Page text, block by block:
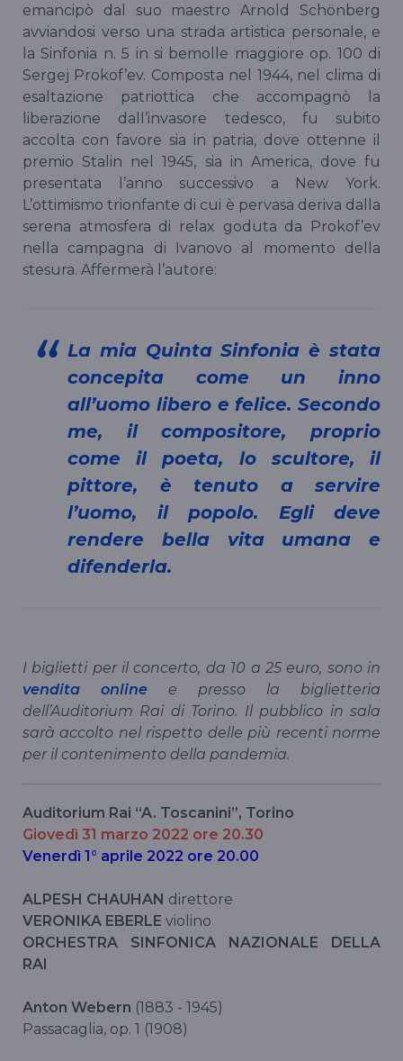
emancipò dal suo maestro Arnold Schönberg
avviandosi verso una strada artistica personale, e
la Sinfonia n. 5 in si bemolle maggiore op. 100 di
Sergej Prokof’ev. Composta nel 1944, nel clima di
esaltazione patriottica che accompagnò la
liberazione dall’invasore tedesco, fu subito
accolta con favore sia in patria, dove ottenne il
premio Stalin nel 1945, sia in America, dove fu
presentata l’anno successivo a New York.
L’ottimismo trionfante di cui è pervasa deriva dalla
serena atmosfera di relax goduta da Prokof’ev
nella campagna di Ivanovo al momento della
stesura. Affermerà l’autore:
La mia Quinta Sinfonia è stata
concepita come un inno
all’uomo libero e felice. Secondo
me, il compositore, proprio
come il poeta, lo scultore, il
pittore, è tenuto a servire
l’uomo, il popolo. Egli deve
rendere bella vita umana e
difenderla.
I biglietti per il concerto, da 10 a 25 euro, sono in
vendita online e presso la biglietteria
dell’Auditorium Rai di Torino. Il pubblico in sala
sarà accolto nel rispetto delle più recenti norme
per il contenimento della pandemia.
Auditorium Rai “A. Toscanini”, Torino
Giovedì 31 marzo 2022 ore 20.30
Venerdì 1° aprile 2022 ore 20.00
ALPESH CHAUHAN direttore
VERONIKA EBERLE violino
ORCHESTRA SINFONICA NAZIONALE DELLA
RAI
Anton Webern (1883 - 1945)
Passacaglia, op. 1 (1908)